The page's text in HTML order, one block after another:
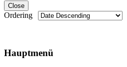
Close
Ordering
Hauptmenü